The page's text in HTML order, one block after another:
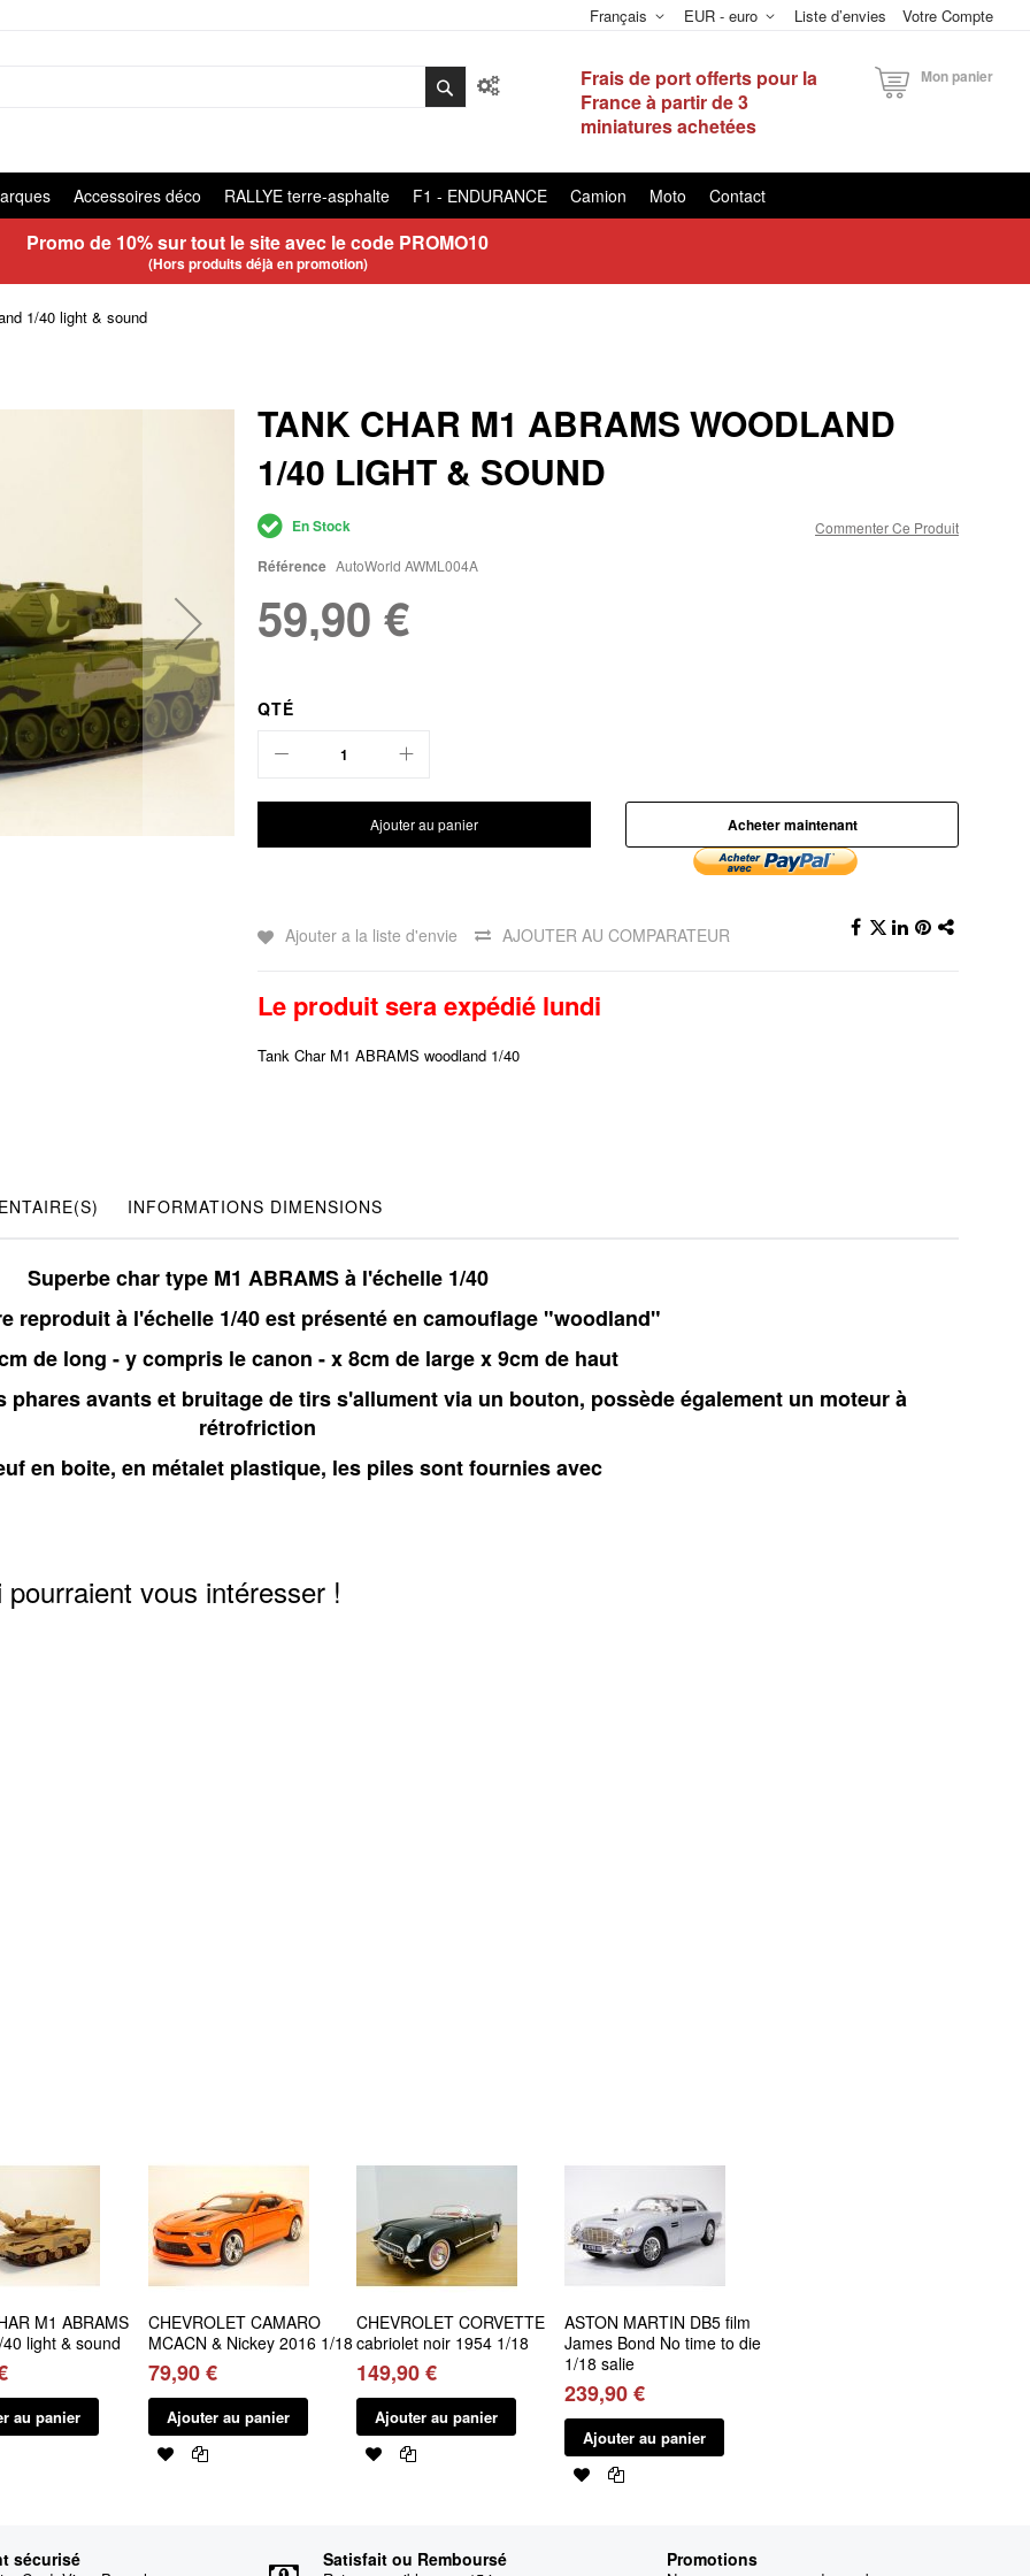
Liste d’envies Votre Compte
EUR - euro
Français
Frais de port offerts pour la
France à partir de 3
miniatures achetées
Mon panier
Accessoires déco RALLYE terre-asphalte F1 - ENDURANCE Camion Moto Contact
Promo de 10% sur tout le site avec le code PROMO10
(Hors produits déjà en promotion)
1/40 light & sound
TANK CHAR M1 ABRAMS WOODLAND
1/40 LIGHT & SOUND
Commenter Ce Produit
En Stock
Référence AutoWorld AWML004A
59,90 €
QTÉ
Ajouter au panier Acheter maintenant
Ajouter a la liste d'envie AJOUTER AU COMPARATEUR
Le produit sera expédié lundi
Tank Char M1 ABRAMS woodland 1/40
INFORMATIONS DIMENSIONS
Superbe char type M1 ABRAMS à l'échelle 1/40
reproduit à l'échelle 1/40 est présenté en camouflage "woodland"
de long - y compris le canon - x 8cm de large x 9cm de haut
avants et bruitage de tirs s'allument via un bouton, possède également un moteur à
rétrofriction
en boite, en métalet plastique, les piles sont fournies avec
vous intéresser !
M1 ABRAMS
light & sound
au panier
CHEVROLET CAMARO
MCACN & Nickey 2016 1/18
79,90 €
Ajouter au panier
CHEVROLET CORVETTE
cabriolet noir 1954 1/18
149,90 €
Ajouter au panier
ASTON MARTIN DB5 film
James Bond No time to die
1/18 salie
239,90 €
Ajouter au panier
sécurisé Satisfait ou Remboursé Promotions